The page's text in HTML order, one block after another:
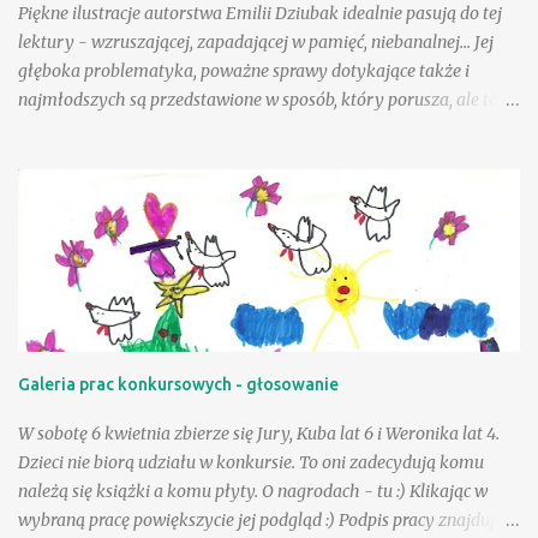
Cuda i dziwy - Wielka księga...
Piękne ilustracje autorstwa Emilii Dziubak idealnie pasują do tej
lektury - wzruszającej, zapadającej w pamięć, niebanalnej... Jej
głęboka problematyka, poważne sprawy dotykające także i
najmłodszych są przedstawione w sposób, który porusza, ale też i
swojej biblioteczce. Andzia - bohaterka książki - była wyjątkowo
szczęśliwą dziewczynką, a wielka w tym zasługa taty, a choć był
jej tak bliski, to paradoksalnie teraz lepiej sobie poradzić w tej
trudnej sytuacji, gdy tak drogiej osoby zabrakło - przeciwnie niż
jej mama. Andzia zauważa, że mama czasem zachowuje się tak, "
jakby zapomniała, że już jest dorosła " - można to różnie
tłumaczyć - silniejszymi więzami, odmienną sytuacją życiową, na
pewno jednak niebagatelne znaczenie ma dla dziewczynki
szczególnej, bo "ptasiej postaci...
Galeria prac konkursowych - głosowanie
W sobotę 6 kwietnia zbierze się Jury, Kuba lat 6 i Weronika lat 4.
Dzieci nie biorą udziału w konkursie. To oni zadecydują komu
należą się książki a komu płyty. O nagrodach - tu :) Klikając w
wybraną pracę powiększycie jej podgląd :) Podpis pracy znajduje